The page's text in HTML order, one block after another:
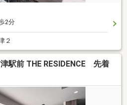
2分
２
駅前 THE RESIDENCE 先着